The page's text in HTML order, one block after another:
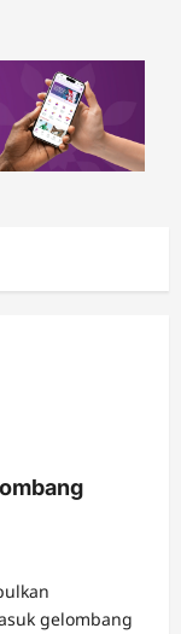
gelombang